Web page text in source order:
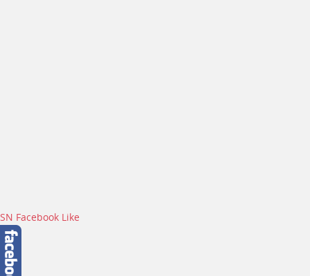
SN Facebook Like